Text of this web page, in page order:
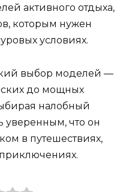
активного отдыха,
которым нужен
условиях.
выбор моделей —
до мощных
налобный
уверенным, что он
в путешествиях,